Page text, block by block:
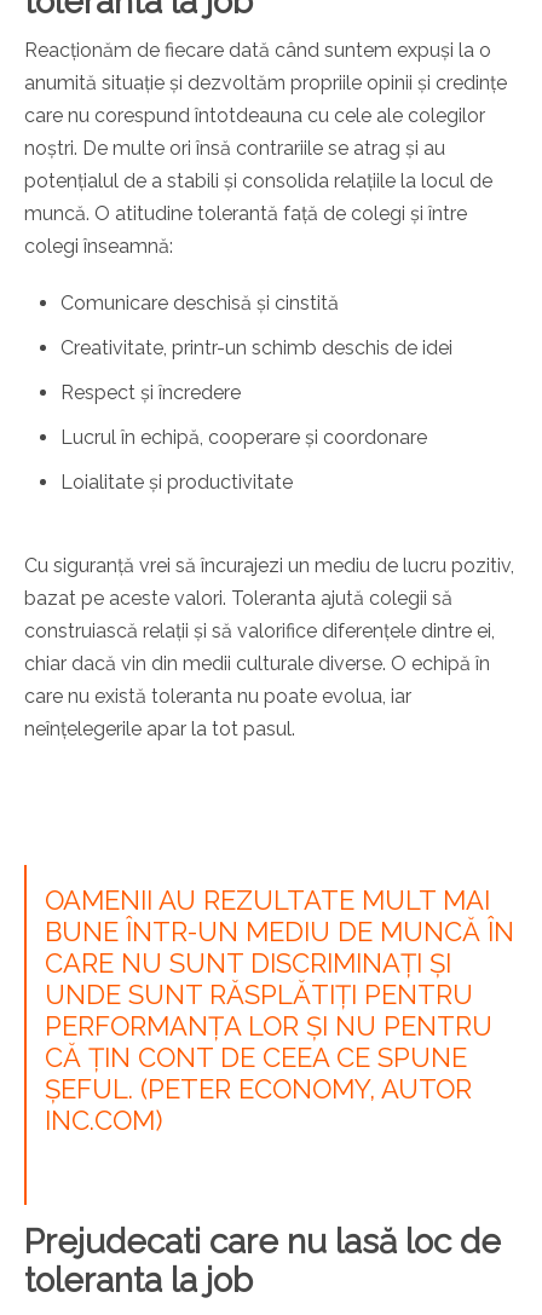
Reacționăm de fiecare dată când suntem expuși la o
anumită situație și dezvoltăm propriile opinii și credințe
care nu corespund întotdeauna cu cele ale colegilor
noștri. De multe ori însă contrariile se atrag și au
potențialul de a stabili și consolida relațiile la locul de
muncă. O atitudine tolerantă față de colegi și între
colegi înseamnă:
Comunicare deschisă și cinstită
Creativitate, printr-un schimb deschis de idei
Respect și încredere
Lucrul în echipă, cooperare și coordonare
Loialitate și productivitate
Cu siguranță vrei să încurajezi un mediu de lucru pozitiv,
bazat pe aceste valori. Toleranta ajută colegii să
construiască relații și să valorifice diferențele dintre ei,
chiar dacă vin din medii culturale diverse. O echipă în
care nu există toleranta nu poate evolua, iar
neînțelegerile apar la tot pasul.
OAMENII AU REZULTATE MULT MAI
BUNE ÎNTR-UN MEDIU DE MUNCĂ ÎN
CARE NU SUNT DISCRIMINAȚI ȘI
UNDE SUNT RĂSPLĂTIȚI PENTRU
PERFORMANȚA LOR ȘI NU PENTRU
CĂ ȚIN CONT DE CEEA CE SPUNE
ȘEFUL. (PETER ECONOMY, AUTOR
INC.COM)
Prejudecati care nu lasă loc de
toleranta la job